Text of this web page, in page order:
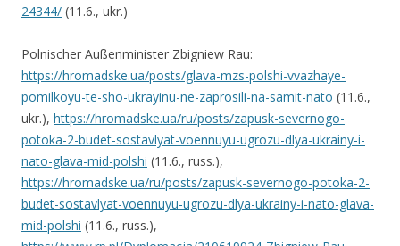
24344/ (11.6., ukr.)
Polnischer Außenminister Zbigniew Rau:
https://hromadske.ua/posts/glava-mzs-polshi-vvazhaye-
pomilkoyu-te-sho-ukrayinu-ne-zaprosili-na-samit-nato (11.6.,
ukr.), https://hromadske.ua/ru/posts/zapusk-severnogo-
potoka-2-budet-sostavlyat-voennuyu-ugrozu-dlya-ukrainy-i-
nato-glava-mid-polshi (11.6., russ.),
https://hromadske.ua/ru/posts/zapusk-severnogo-potoka-2-
budet-sostavlyat-voennuyu-ugrozu-dlya-ukrainy-i-nato-glava-
mid-polshi (11.6., russ.),